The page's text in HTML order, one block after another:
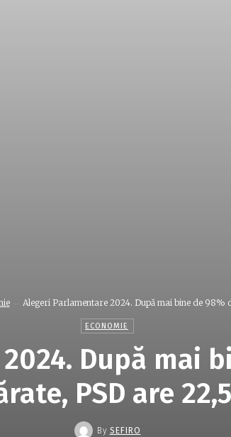
Alegeri Parlamentare 2024. După mai bine de 98%
ECONOMIE
După mai
PSD are
By SEFIRO